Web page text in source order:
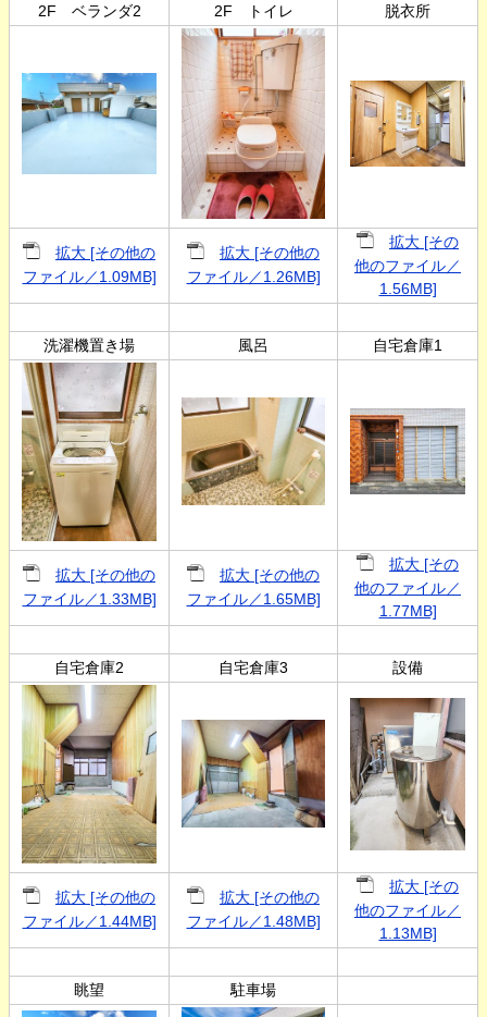
2F ベランダ2 2F トイレ 脱衣所
拡大 [その他の
ファイル／1.09MB]
拡大 [その他の
ファイル／1.26MB]
拡大 [その
他のファイル／
1.56MB]
洗濯機置き場 風呂 自宅倉庫1
拡大 [その他の
ファイル／1.33MB]
拡大 [その他の
ファイル／1.65MB]
拡大 [その
他のファイル／
1.77MB]
自宅倉庫2 自宅倉庫3 設備
拡大 [その他の
ファイル／1.44MB]
拡大 [その他の
ファイル／1.48MB]
拡大 [その
他のファイル／
1.13MB]
眺望 駐車場